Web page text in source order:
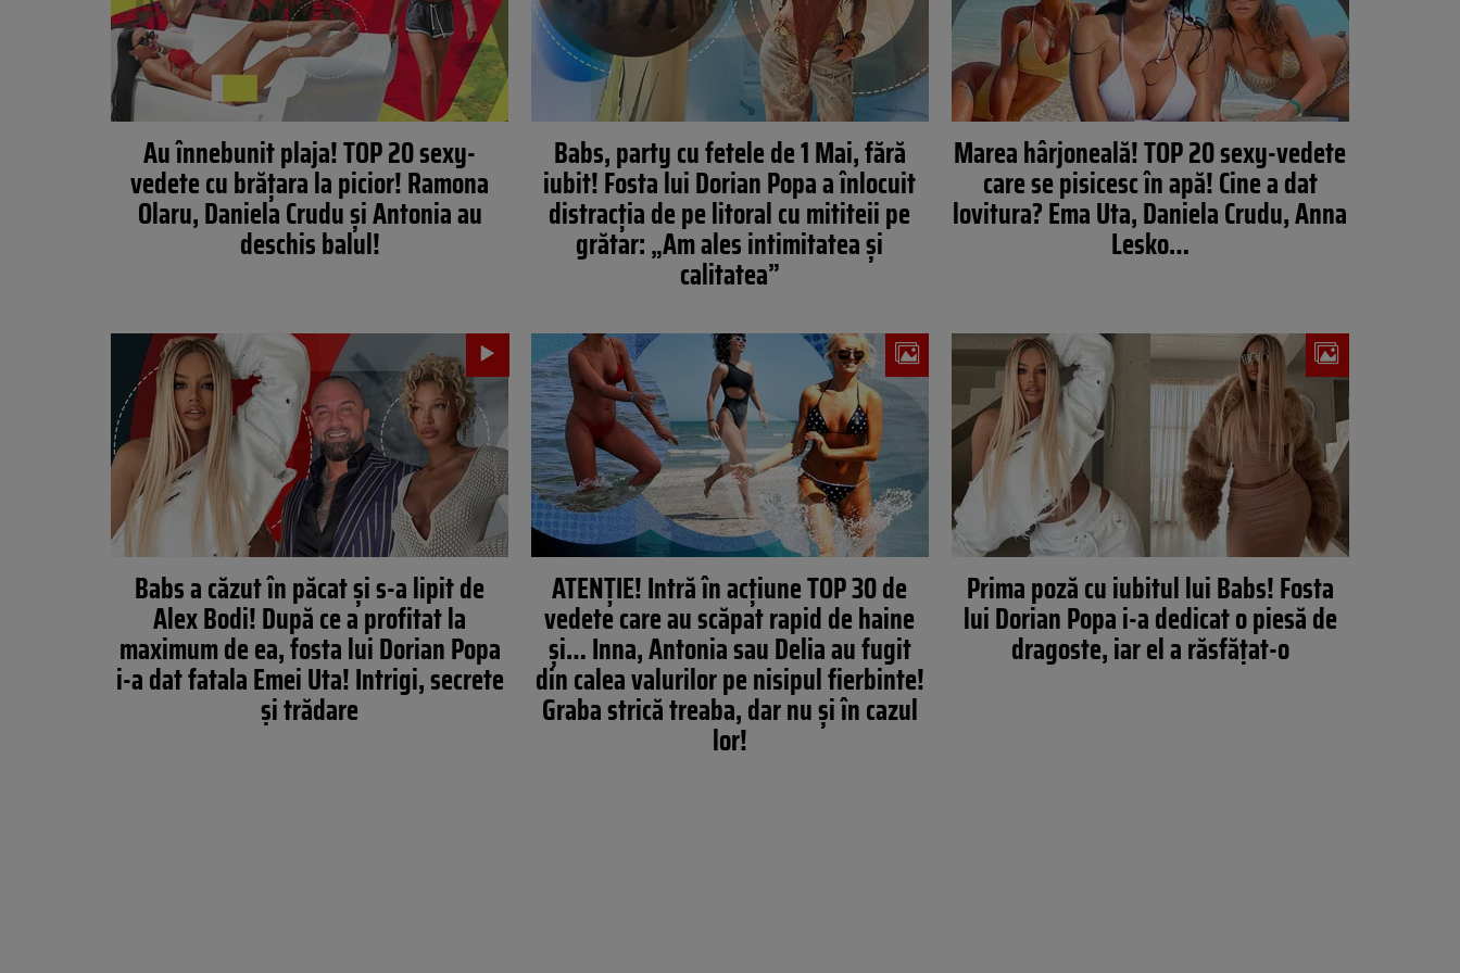
Au înnebunit plaja! TOP 20 sexy-
vedete cu brățara la picior! Ramona
Olaru, Daniela Crudu și Antonia au
deschis balul!
Babs, party cu fetele de 1 Mai, fără
iubit! Fosta lui Dorian Popa a înlocuit
distracția de pe litoral cu mititeii pe
grătar: „Am ales intimitatea și
calitatea”
Marea hârjoneală! TOP 20 sexy-vedete
care se pisicesc în apă! Cine a dat
lovitura? Ema Uta, Daniela Crudu, Anna
Lesko…
Babs a căzut în păcat și s-a lipit de
Alex Bodi! După ce a profitat la
maximum de ea, fosta lui Dorian Popa
i-a dat fatala Emei Uta! Intrigi, secrete
și trădare
ATENŢIE! Intră în acţiune TOP 30 de
vedete care au scăpat rapid de haine
şi… Inna, Antonia sau Delia au fugit
din calea valurilor pe nisipul fierbinte!
Graba strică treaba, dar nu şi în cazul
lor!
Prima poză cu iubitul lui Babs! Fosta
lui Dorian Popa i-a dedicat o piesă de
dragoste, iar el a răsfățat-o